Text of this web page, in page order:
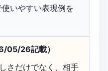
いやすい表現例を
05/26記載）
さだけでなく、相手